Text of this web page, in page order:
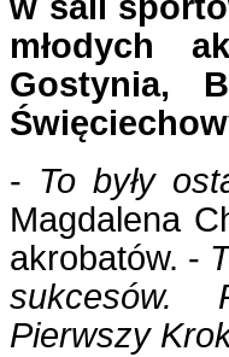
młodych
Gostynia,
- To były
Magdalena
akrobatów. -
sukcesów.
Pierwszy